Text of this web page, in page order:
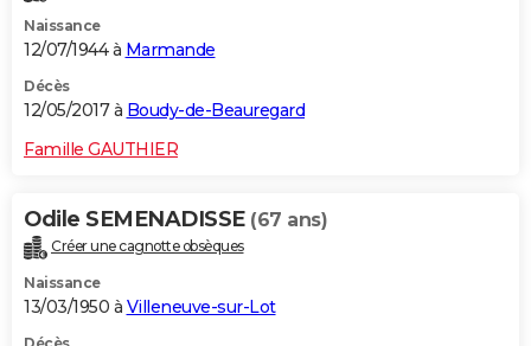
Naissance
12/07/1944 à Marmande
Décès
12/05/2017 à Boudy-de-Beauregard
Famille GAUTHIER
Odile SEMENADISSE (67 ans)
Créer une cagnotte obsèques
Naissance
13/03/1950 à Villeneuve-sur-Lot